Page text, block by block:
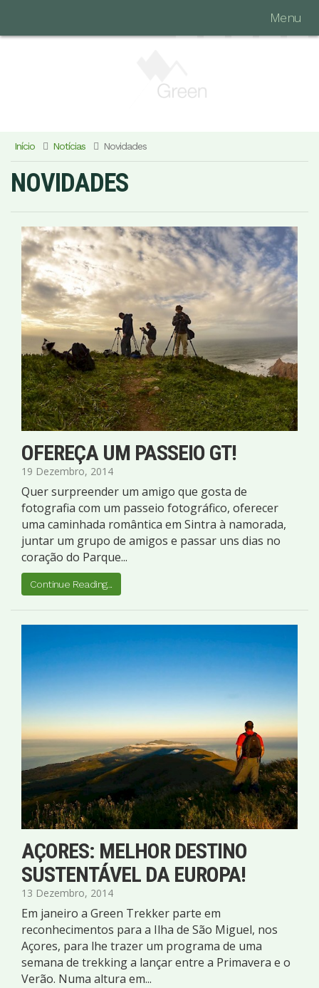
Menu
Início Notícias Novidades
NOVIDADES
OFEREÇA UM PASSEIO GT!
19 Dezembro, 2014
Quer surpreender um amigo que gosta de
fotografia com um passeio fotográfico, oferecer
uma caminhada romântica em Sintra à namorada,
juntar um grupo de amigos e passar uns dias no
coração do Parque...
Continue Reading...
AÇORES: MELHOR DESTINO
SUSTENTÁVEL DA EUROPA!
13 Dezembro, 2014
Em janeiro a Green Trekker parte em
reconhecimentos para a Ilha de São Miguel, nos
Açores, para lhe trazer um programa de uma
semana de trekking a lançar entre a Primavera e o
Verão. Numa altura em...